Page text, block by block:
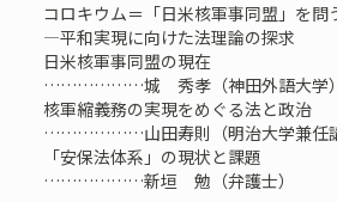
コロキウム＝「日米核軍事同盟」を問
―平和実現に向けた法理論の探求
日米核軍事同盟の現在
………………城 秀孝（神田外語大学
核軍縮義務の実現をめぐる法と政治
………………山田寿則（明治大学兼任
「安保法体系」の現状と課題
………………新垣 勉（弁護士）